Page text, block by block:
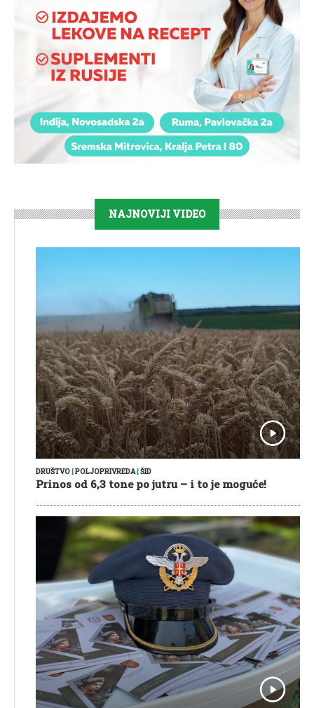
NAJNOVIJI VIDEO
DRUŠTVO POLJOPRIVREDA| ŠID
Prinos od 6,3 tone po jutru – i to je moguće!